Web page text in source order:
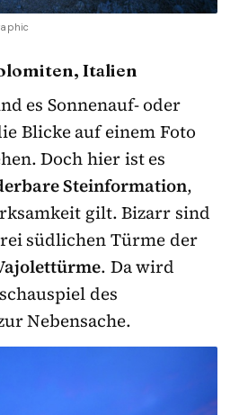
Italien
es Sonnenauf- oder
Blicke auf einem Foto
Doch hier ist es
Steinformation,
gilt. Bizarr sind
südlichen Türme der
. Da wird
des
Nebensache.